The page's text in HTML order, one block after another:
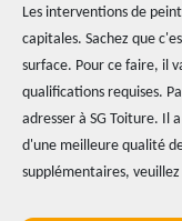
Les interventions de
capitales. Sachez que
surface. Pour ce faire, il
qualifications requises.
adresser à SG Toiture. Il
d'une meilleure qualité
supplémentaires,